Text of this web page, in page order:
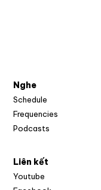
Nghe
Schedule
Frequencies
Podcasts
Liên kết
Youtube